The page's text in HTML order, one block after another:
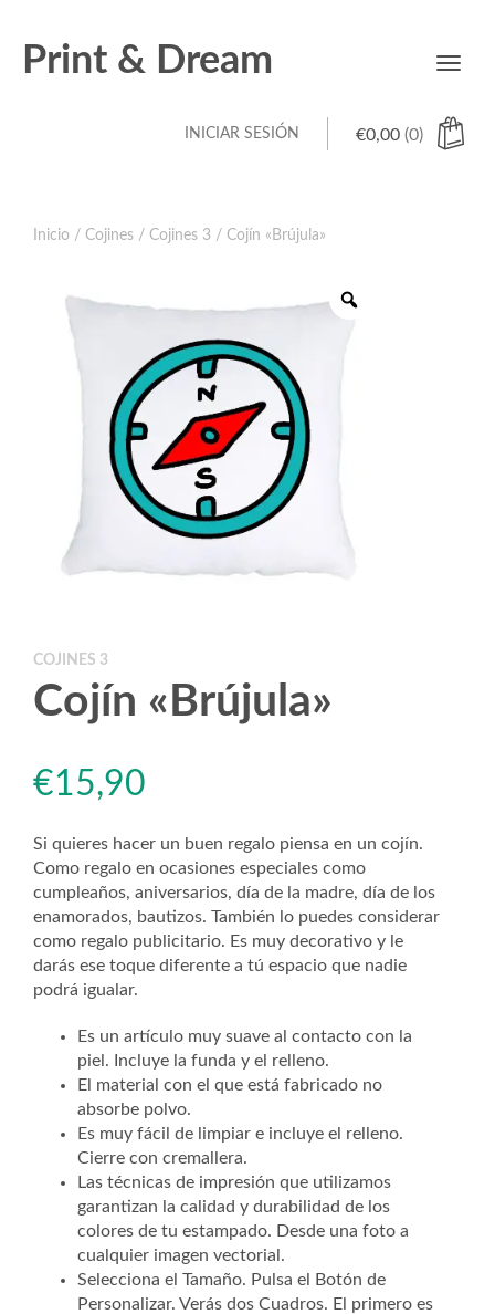
Print & Dream
Toggle
€0,00 (0)
INICIAR SESIÓN
Inicio / Cojines / Cojines 3 / Cojín «Brújula»
COJINES 3
Cojín «Brújula»
€15,90
Si quieres hacer un buen regalo piensa en un cojín.
Como regalo en ocasiones especiales como
cumpleaños, aniversarios, día de la madre, día de los
enamorados, bautizos. También lo puedes considerar
como regalo publicitario. Es muy decorativo y le
darás ese toque diferente a tú espacio que nadie
podrá igualar.
Es un artículo muy suave al contacto con la
piel. Incluye la funda y el relleno.
El material con el que está fabricado no
absorbe polvo.
Es muy fácil de limpiar e incluye el relleno.
Cierre con cremallera.
Las técnicas de impresión que utilizamos
garantizan la calidad y durabilidad de los
colores de tu estampado. Desde una foto a
cualquier imagen vectorial.
Selecciona el Tamaño. Pulsa el Botón de
Personalizar. Verás dos Cuadros. El primero es